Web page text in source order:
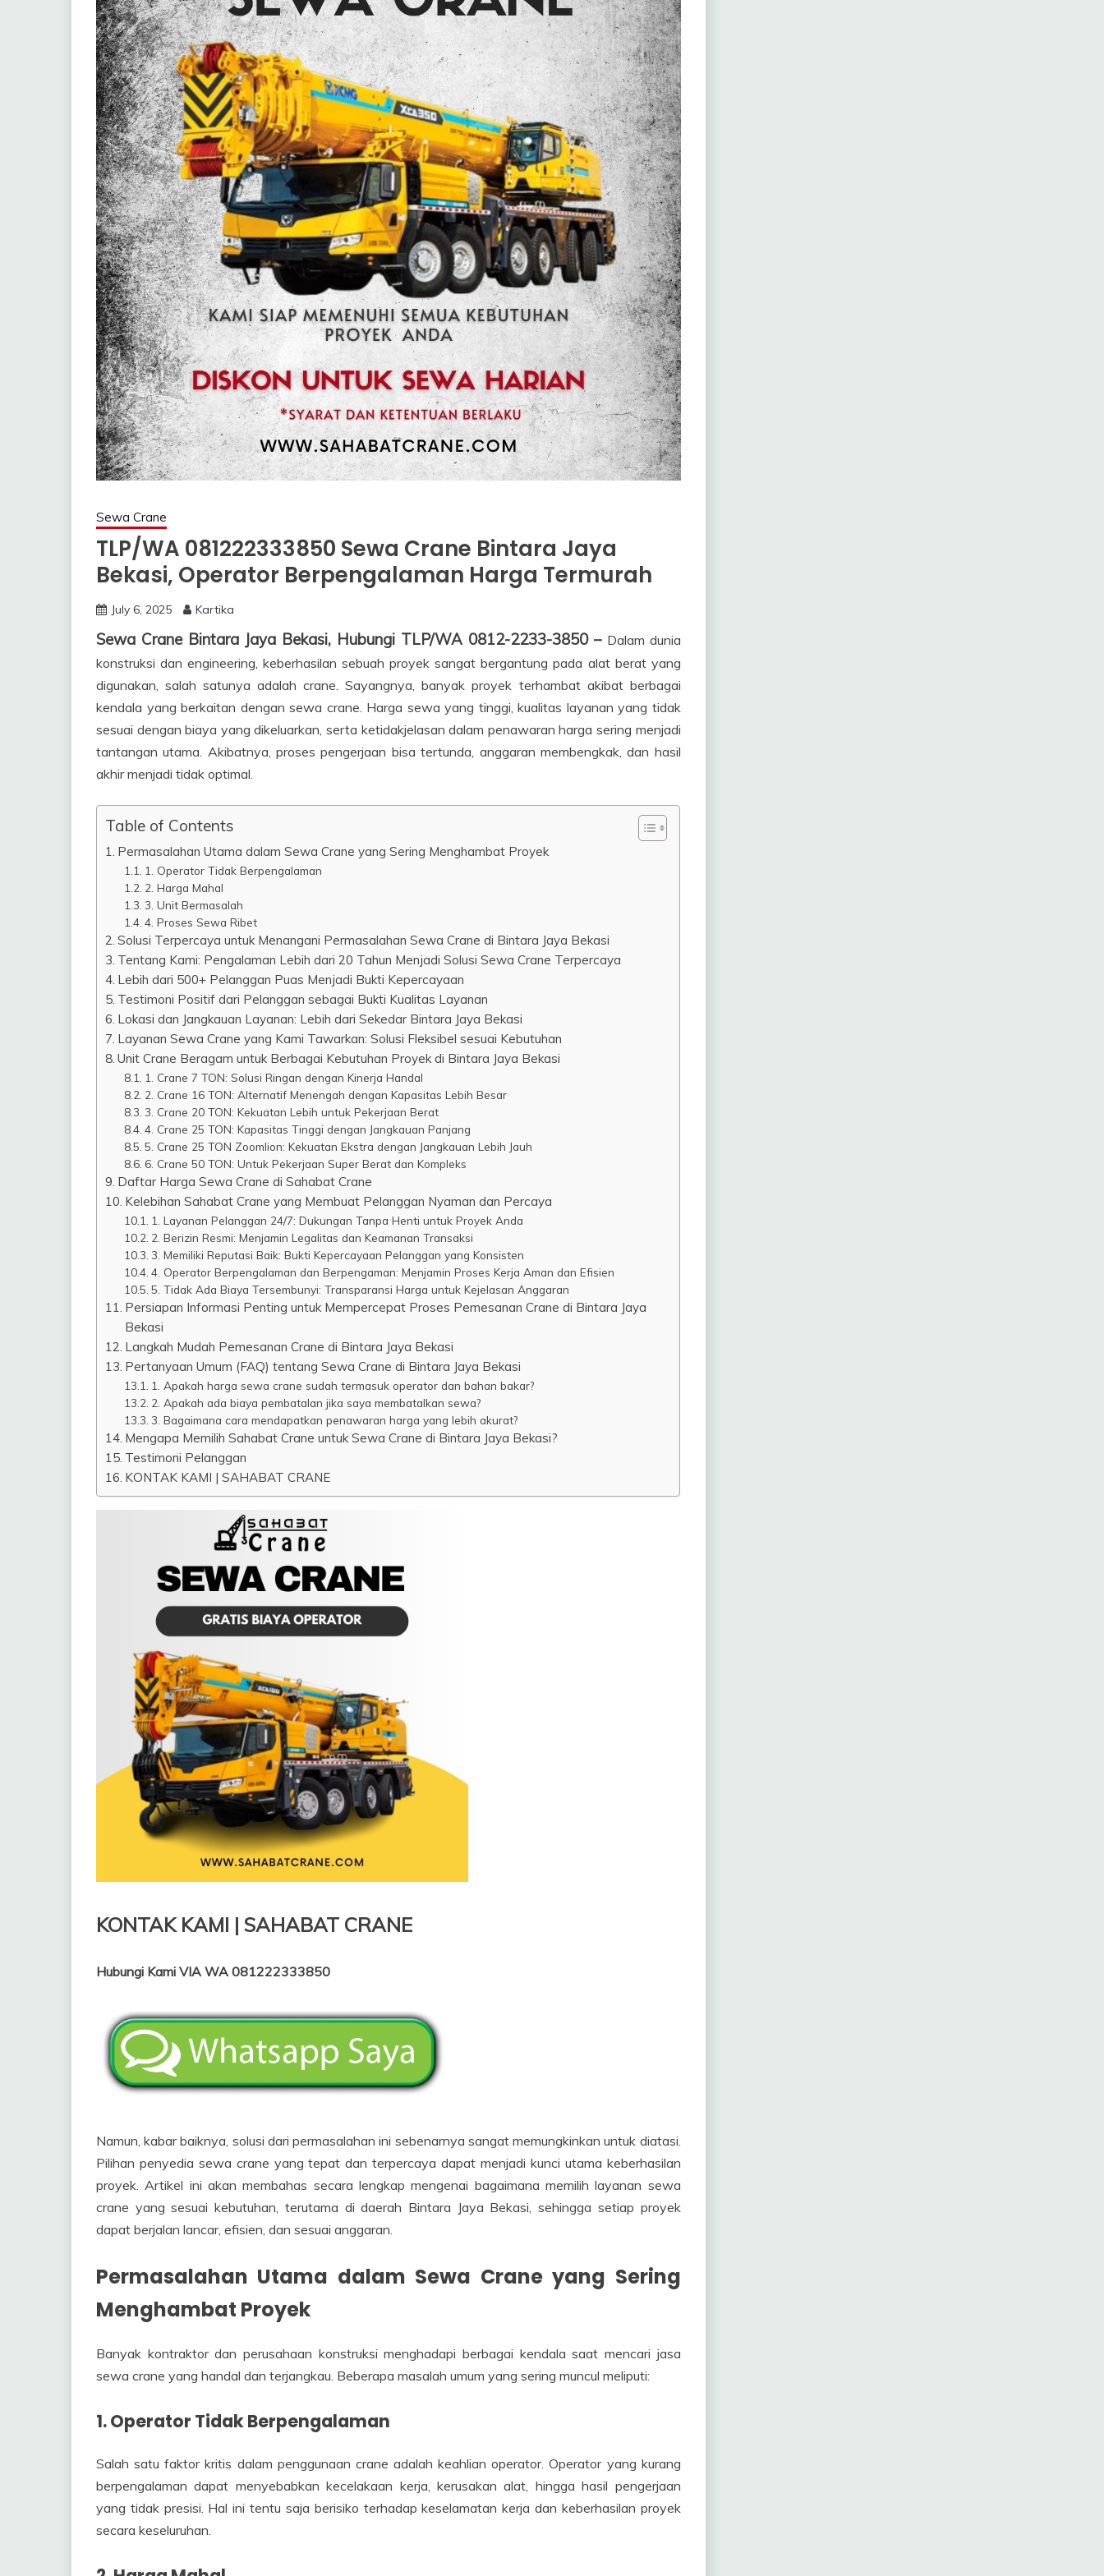
Sewa Crane
TLP/WA 081222333850 Sewa Crane Bintara Jaya
Bekasi, Operator Berpengalaman Harga Termurah
July 6, 2025 Kartika
Sewa Crane Bintara Jaya Bekasi, Hubungi TLP/WA 0812-2233-3850 – Dalam dunia
konstruksi dan engineering, keberhasilan sebuah proyek sangat bergantung pada alat berat yang
digunakan, salah satunya adalah crane. Sayangnya, banyak proyek terhambat akibat berbagai
kendala yang berkaitan dengan sewa crane. Harga sewa yang tinggi, kualitas layanan yang tidak
sesuai dengan biaya yang dikeluarkan, serta ketidakjelasan dalam penawaran harga sering menjadi
tantangan utama. Akibatnya, proses pengerjaan bisa tertunda, anggaran membengkak, dan hasil
akhir menjadi tidak optimal.
Table of Contents
Permasalahan Utama dalam Sewa Crane yang Sering Menghambat Proyek
1. Operator Tidak Berpengalaman
2. Harga Mahal
3. Unit Bermasalah
4. Proses Sewa Ribet
Solusi Terpercaya untuk Menangani Permasalahan Sewa Crane di Bintara Jaya Bekasi
Tentang Kami: Pengalaman Lebih dari 20 Tahun Menjadi Solusi Sewa Crane Terpercaya
Lebih dari 500+ Pelanggan Puas Menjadi Bukti Kepercayaan
Testimoni Positif dari Pelanggan sebagai Bukti Kualitas Layanan
Lokasi dan Jangkauan Layanan: Lebih dari Sekedar Bintara Jaya Bekasi
Layanan Sewa Crane yang Kami Tawarkan: Solusi Fleksibel sesuai Kebutuhan
Unit Crane Beragam untuk Berbagai Kebutuhan Proyek di Bintara Jaya Bekasi
1. Crane 7 TON: Solusi Ringan dengan Kinerja Handal
2. Crane 16 TON: Alternatif Menengah dengan Kapasitas Lebih Besar
3. Crane 20 TON: Kekuatan Lebih untuk Pekerjaan Berat
4. Crane 25 TON: Kapasitas Tinggi dengan Jangkauan Panjang
5. Crane 25 TON Zoomlion: Kekuatan Ekstra dengan Jangkauan Lebih Jauh
6. Crane 50 TON: Untuk Pekerjaan Super Berat dan Kompleks
Daftar Harga Sewa Crane di Sahabat Crane
Kelebihan Sahabat Crane yang Membuat Pelanggan Nyaman dan Percaya
1. Layanan Pelanggan 24/7: Dukungan Tanpa Henti untuk Proyek Anda
2. Berizin Resmi: Menjamin Legalitas dan Keamanan Transaksi
3. Memiliki Reputasi Baik: Bukti Kepercayaan Pelanggan yang Konsisten
4. Operator Berpengalaman dan Berpengaman: Menjamin Proses Kerja Aman dan Efisien
5. Tidak Ada Biaya Tersembunyi: Transparansi Harga untuk Kejelasan Anggaran
Persiapan Informasi Penting untuk Mempercepat Proses Pemesanan Crane di Bintara Jaya
Bekasi
Langkah Mudah Pemesanan Crane di Bintara Jaya Bekasi
Pertanyaan Umum (FAQ) tentang Sewa Crane di Bintara Jaya Bekasi
1. Apakah harga sewa crane sudah termasuk operator dan bahan bakar?
2. Apakah ada biaya pembatalan jika saya membatalkan sewa?
3. Bagaimana cara mendapatkan penawaran harga yang lebih akurat?
Mengapa Memilih Sahabat Crane untuk Sewa Crane di Bintara Jaya Bekasi?
Testimoni Pelanggan
KONTAK KAMI | SAHABAT CRANE
KONTAK KAMI | SAHABAT CRANE
Hubungi Kami VIA WA 081222333850
Namun, kabar baiknya, solusi dari permasalahan ini sebenarnya sangat memungkinkan untuk diatasi.
Pilihan penyedia sewa crane yang tepat dan terpercaya dapat menjadi kunci utama keberhasilan
proyek. Artikel ini akan membahas secara lengkap mengenai bagaimana memilih layanan sewa
crane yang sesuai kebutuhan, terutama di daerah Bintara Jaya Bekasi, sehingga setiap proyek
dapat berjalan lancar, efisien, dan sesuai anggaran.
Permasalahan Utama dalam Sewa Crane yang Sering
Menghambat Proyek
Banyak kontraktor dan perusahaan konstruksi menghadapi berbagai kendala saat mencari jasa
sewa crane yang handal dan terjangkau. Beberapa masalah umum yang sering muncul meliputi:
1. Operator Tidak Berpengalaman
Salah satu faktor kritis dalam penggunaan crane adalah keahlian operator. Operator yang kurang
berpengalaman dapat menyebabkan kecelakaan kerja, kerusakan alat, hingga hasil pengerjaan
yang tidak presisi. Hal ini tentu saja berisiko terhadap keselamatan kerja dan keberhasilan proyek
secara keseluruhan.